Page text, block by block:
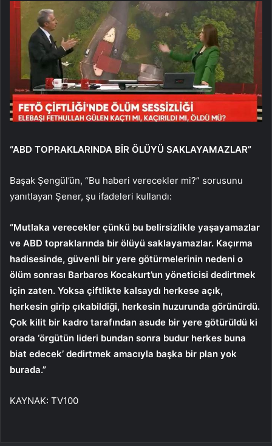
“ABD TOPRAKLARINDA BİR ÖLÜYÜ SAKLAYAMAZLAR”
Başak Şengül’ün, “Bu haberi verecekler mi?” sorusunu
yanıtlayan Şener, şu ifadeleri kullandı:
“Mutlaka verecekler çünkü bu belirsizlikle yaşayamazlar
ve ABD topraklarında bir ölüyü saklayamazlar. Kaçırma
hadisesinde, güvenli bir yere götürmelerinin nedeni o
ölüm sonrası Barbaros Kocakurt’un yöneticisi dedirtmek
için zaten. Yoksa çiftlikte kalsaydı herkese açık,
herkesin girip çıkabildiği, herkesin huzurunda görünürdü.
Çok kilit bir kadro tarafından asude bir yere götürüldü ki
orada ‘örgütün lideri bundan sonra budur herkes buna
biat edecek’ dedirtmek amacıyla başka bir plan yok
burada.”
KAYNAK: TV100